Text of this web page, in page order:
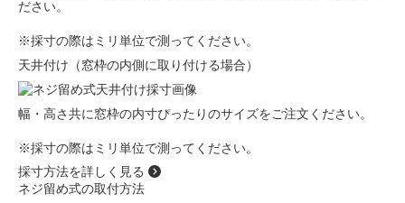
ださい。
※採寸の際はミリ単位で測ってください。
天井付け（窓枠の内側に取り付ける場合）
幅・高さ共に窓枠の内寸ぴったりのサイズをご注文ください。
※採寸の際はミリ単位で測ってください。
採寸方法を詳しく見る
ネジ留め式の取付方法